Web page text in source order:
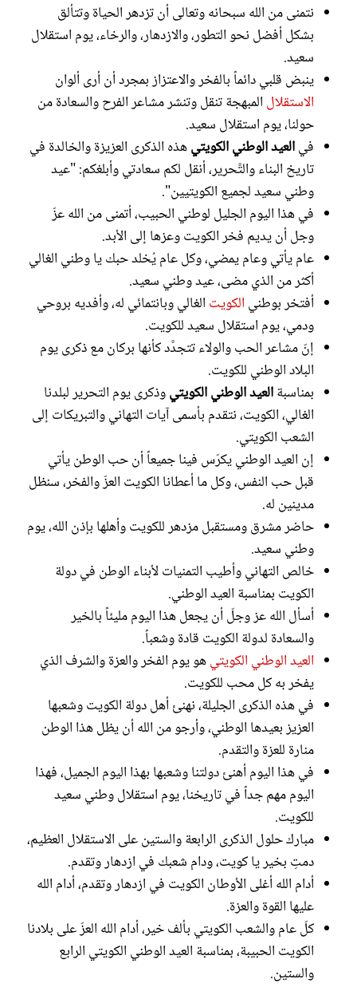
نتمنى من الله سبحانه وتعالى أن تزدهر الحياة وتتألق
بشكل أفضل نحو التطور، والازدهار، والرخاء، يوم استقلال
سعيد.
ينبض قلبي دائماً بالفخر والاعتزاز بمجرد أن أرى ألوان
الاستقلال المبهجة تنقل وتنشر مشاعر الفرح والسعادة من
حولنا، يوم استقلال سعيد.
فيالعيد الوطني الكويتيهذه الذكرى العزيزة والخالدة في
تاريخ البناء والتَّحرير، أنقل لكم سعادتي وأبلغكم: "عيد
وطني سعيد لجميع الكويتيين".
في هذا اليوم الجليل لوطني الحبيب، أتمنى من الله عزّ
وجل أن يديم فخر الكويت وعزها إلى الأبد.
عام يأتي وعام يمضي، وكل عام يُخلد حبك يا وطني الغالي
أكثر من الذي مضى، عيد وطني سعيد.
أفتخر بوطني الكويت الغالي وبانتمائي له، وأفديه بروحي
ودمي، يوم استقلال سعيد للكويت.
إنّ مشاعر الحب والولاء تتجدَّد كأنها بركان مع ذكرى يوم
البلاد الوطني للكويت.
بمناسبةالعيد الوطني الكويتيوذكرى يوم التحرير لبلدنا
الغالي، الكويت، نتقدم بأسمى آيات التهاني والتبريكات إلى
الشعب الكويتي.
إن العيد الوطني يكرّس فينا جميعاً أن حب الوطن يأتي
قبل حب النفس، وكل ما أعطانا الكويت العزّ والفخر، سنظل
مدينين له.
حاضر مشرق ومستقبل مزدهر للكويت وأهلها بإذن الله، يوم
وطني سعيد.
خالص التهاني وأطيب التمنيات لأبناء الوطن في دولة
الكويت بمناسبة العيد الوطني.
أسأل الله عز وجلّ أن يجعل هذا اليوم مليئاً بالخير
والسعادة لدولة الكويت قادة وشعباً.
العيد الوطني الكويتيهو يوم الفخر والعزة والشرف الذي
يفخر به كل محب للكويت.
في هذه الذكرى الجليلة، نهنئ أهل دولة الكويت وشعبها
العزيز بعيدها الوطني، وأرجو من الله أن يظل هذا الوطن
منارة للعزة والتقدم.
في هذا اليوم أهنئ دولتنا وشعبها بهذا اليوم الجميل، فهذا
اليوم مهم جداً في تاريخنا، يوم استقلال وطني سعيد
للكويت.
مبارك حلول الذكرى الرابعة والستين على الاستقلال العظيم،
دمتِ بخير يا كويت، ودام شعبك في ازدهار وتقدم.
أدام الله أغلى الأوطان الكويت في ازدهار وتقدم، أدام الله
عليها القوة والعزة.
كلّ عام والشعب الكويتي بألف خير، أدام الله العزّ على بلادنا
الكويت الحبيبة، بمناسبة العيد الوطني الكويتي الرابع
والستين.